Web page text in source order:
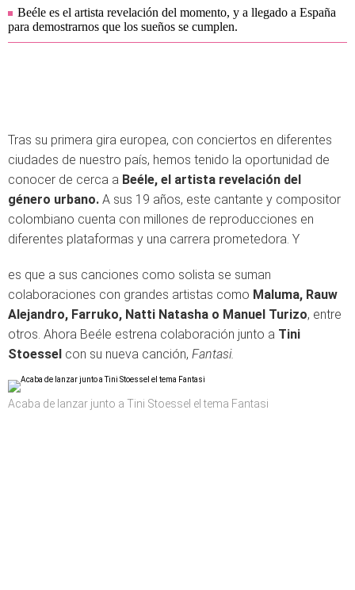
Beéle es el artista revelación del momento, y a llegado a España
para demostrarnos que los sueños se cumplen.
Tras su primera gira europea, con conciertos en diferentes
ciudades de nuestro país, hemos tenido la oportunidad de
conocer de cerca a Beéle, el artista revelación del
género urbano. A sus 19 años, este cantante y compositor
colombiano cuenta con millones de reproducciones en
diferentes plataformas y una carrera prometedora. Y
es que a sus canciones como solista se suman
colaboraciones con grandes artistas como Maluma, Rauw
Alejandro, Farruko, Natti Natasha o Manuel Turizo, entre
otros. Ahora Beéle estrena colaboración junto a Tini
Stoessel con su nueva canción, Fantasi.
Acaba de lanzar junto a Tini Stoessel el tema Fantasi